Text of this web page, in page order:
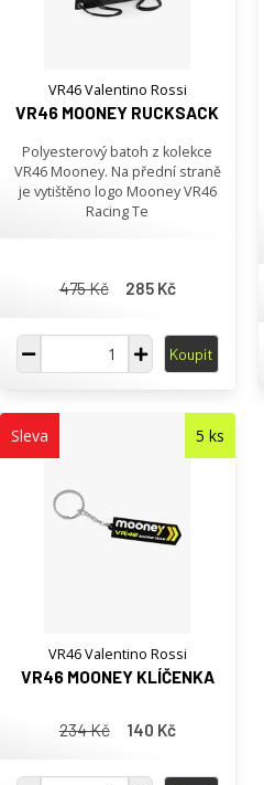
VR46 Valentino Rossi
VR46 MOONEY RUCKSACK
Polyesterový batoh z kolekce
VR46 Mooney. Na přední straně
je vytištěno logo Mooney VR46
Racing Te
475 Kč 285 Kč
Koupit
VR46 Valentino Rossi
VR46 MOONEY KLÍČENKA
Sleva 5 ks
234 Kč 140 Kč